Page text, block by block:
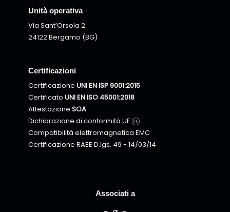
Unità operativa
Via Sant’Orsola 2
24122 Bergamo (BG)
Certificazioni
Certificazione UNI EN ISP 9001:2015
Certificato UNI EN ISO 45001:2018
Attestazione SOA
Dichiarazione di conformità UE
Compatibilità elettromagnetica EMC
Certificazione RAEE D.lgs. 49 - 14/03/14
Associati a